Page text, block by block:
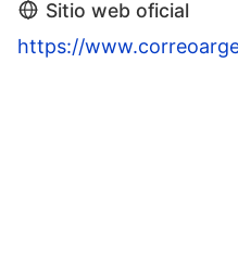
Sitio web oficial
https://